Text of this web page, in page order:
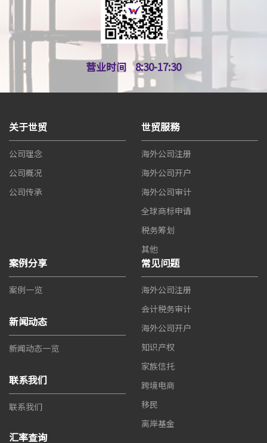
营业时间 8:30-17:30
关于世贸
公司理念
公司概况
公司传承
世贸服務
海外公司注册
海外公司开户
海外公司审计
全球商标申请
税务筹划
其他
案例分享
案例一览
新闻动态
新闻动态一览
联系我们
联系我们
常见问题
海外公司注册
会计税务审计
海外公司开户
知识产权
家族信托
跨境电商
移民
离岸基金
汇率查询